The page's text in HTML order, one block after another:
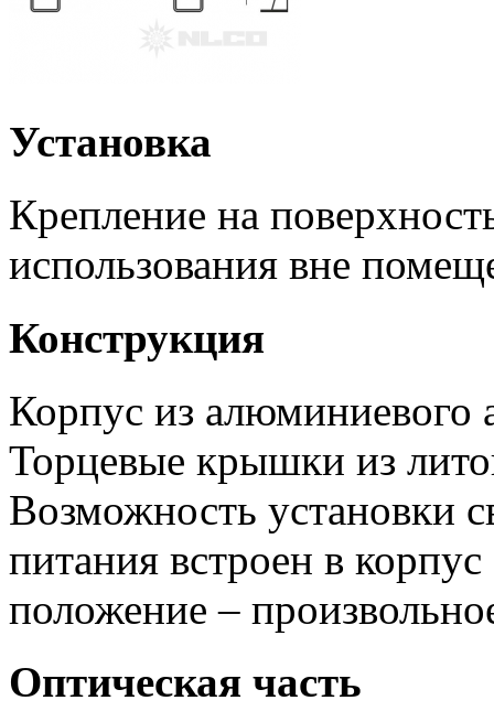
Установка
Крепление на
использования вне
Конструкция
Корпус из алюминиевого
Торцевые крышки из
Возможность установки
питания встроен в
положение –
Оптическая часть